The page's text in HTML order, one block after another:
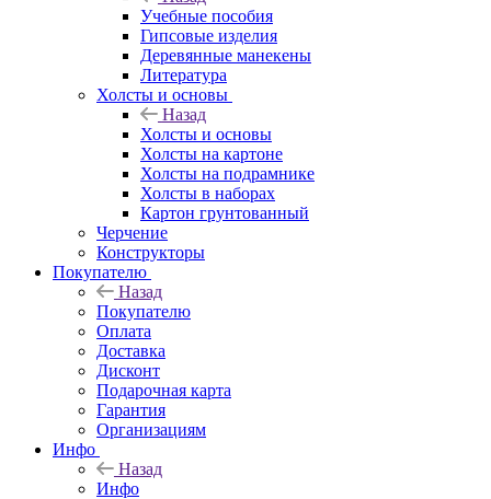
Учебные пособия
Гипсовые изделия
Деревянные манекены
Литература
Холсты и основы
Назад
Холсты и основы
Холсты на картоне
Холсты на подрамнике
Холсты в наборах
Картон грунтованный
Черчение
Конструкторы
Покупателю
Назад
Покупателю
Оплата
Доставка
Дисконт
Подарочная карта
Гарантия
Организациям
Инфо
Назад
Инфо